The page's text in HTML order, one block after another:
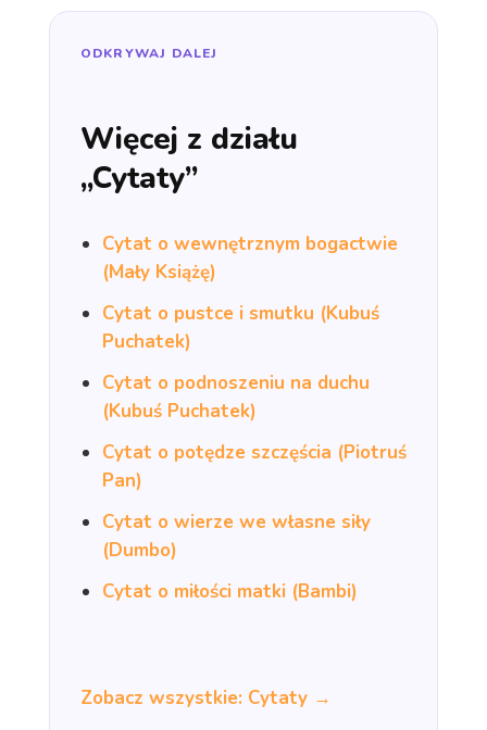
ODKRYWAJ DALEJ
Więcej z działu
„Cytaty”
Cytat o wewnętrznym bogactwie
(Mały Książę)
Cytat o pustce i smutku (Kubuś
Puchatek)
Cytat o podnoszeniu na duchu
(Kubuś Puchatek)
Cytat o potędze szczęścia (Piotruś
Pan)
Cytat o wierze we własne siły
(Dumbo)
Cytat o miłości matki (Bambi)
Zobacz wszystkie: Cytaty →